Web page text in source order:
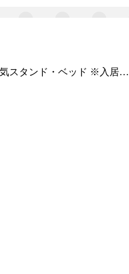
気スタンド・ベッド ※入居…